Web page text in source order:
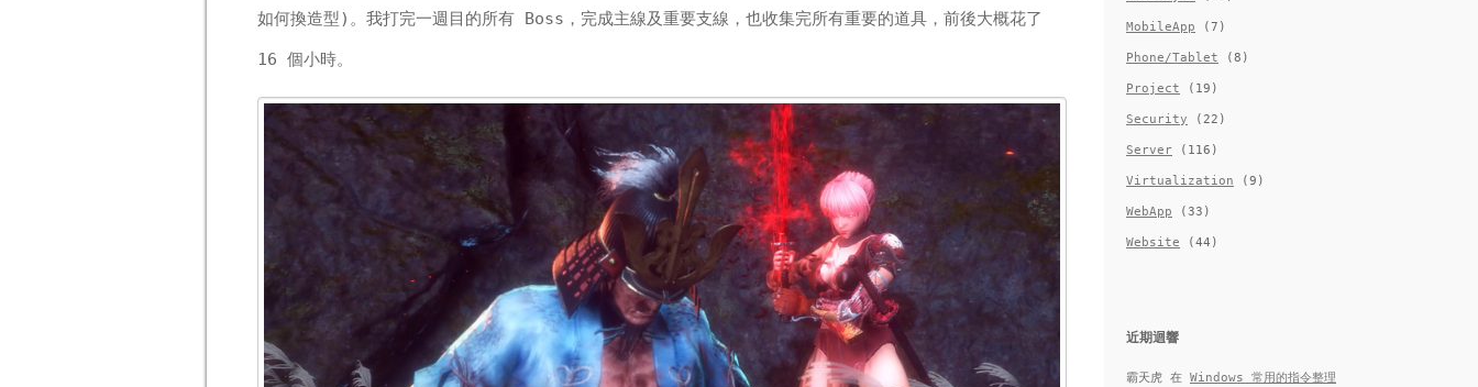
如何換造型)。我打完一週目的所有 Boss，完成主線及重要支線，也收集完所有重要的道具，前後大概花了
16 個小時。
MobileApp (7)
Phone/Tablet (8)
Project (19)
Security (22)
Server (116)
Virtualization (9)
WebApp (33)
Website (44)
近期迴響
霸天虎 在 Windows 常用的指令整理